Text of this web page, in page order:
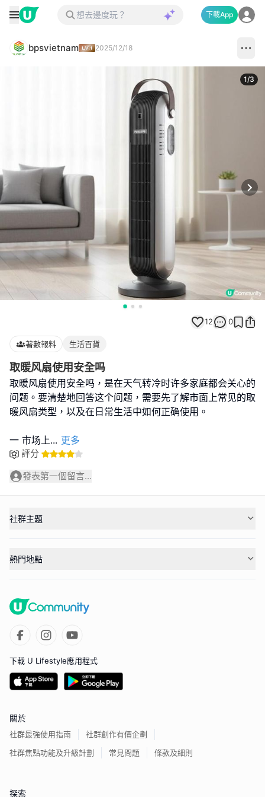
下載App
bpsvietnam 2025/12/18
1/3
12 0
著數報料 生活百貨
取暖风扇使用安全吗
取暖风扇使用安全吗，是在天气转冷时许多家庭都会关心的
问题。要清楚地回答这个问题，需要先了解市面上常见的取
暖风扇类型，以及在日常生活中如何正确使用。
一 市场上... 更多
評分
發表第一個留言...
社群主題
熱門地點
下載 U Lifestyle應用程式
關於
社群最強使用指南
社群創作有價企劃
社群焦點功能及升級計劃
常見問題 條款及細則
探索